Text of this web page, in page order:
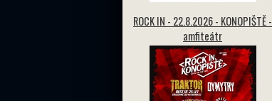
ROCK IN - 22.8.2026 - KONOPIŠTĚ -
amfiteátr